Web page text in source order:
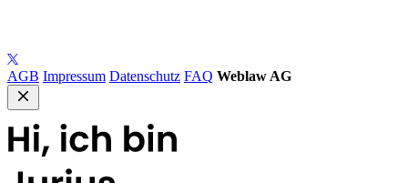
AGB Impressum Datenschutz FAQ Weblaw AG